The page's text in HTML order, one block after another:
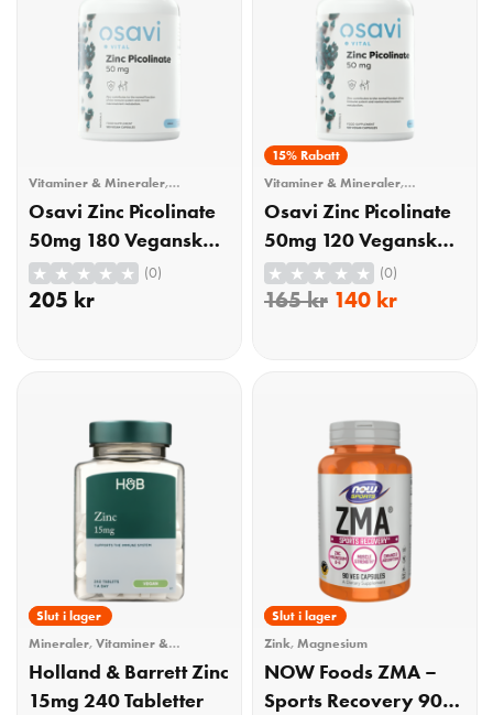
Vitaminer & Mineraler,
Mineraler,Zink
Osavi Zinc Picolinate
50mg 180 Veganska
Kapslar
(0)
205 kr
KÖP
15% Rabatt
Vitaminer & Mineraler,
Mineraler,Zink
Osavi Zinc Picolinate
50mg 120 Veganska
Kapslar
(0)
165kr 140 kr
KÖP
10% Rabatt
Slut i lager
Mineraler, Vitaminer &
Mineraler
Zink
Holland & Barrett Zinc
15mg 240 Tabletter
12% Rabatt
Slut i lager
Zink, Magnesium
NOW Foods ZMA –
Sports Recovery 90